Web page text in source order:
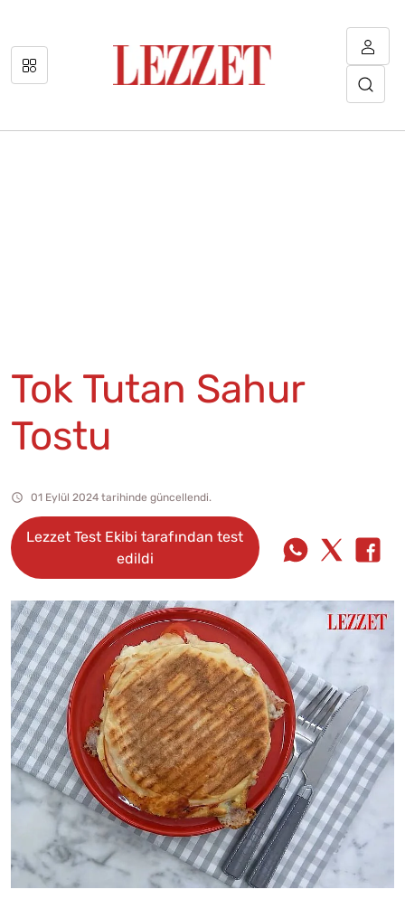
Tok Tutan Sahur
Tostu
01 Eylül 2024 tarihinde güncellendi.
Lezzet Test Ekibi tarafından test
edildi